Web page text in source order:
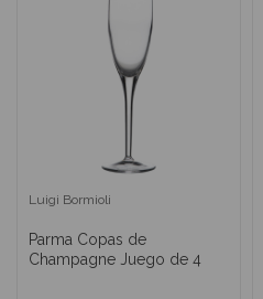
Luigi Bormioli
Parma Copas de
Champagne Juego de 4